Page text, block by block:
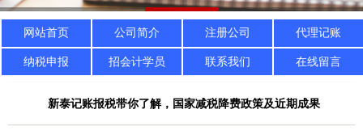
网站首页 公司简介 注册公司 代理记账
纳税申报 招会计学员 联系我们 在线留言
新泰记账报税带你了解，国家减税降费政策及近期成果